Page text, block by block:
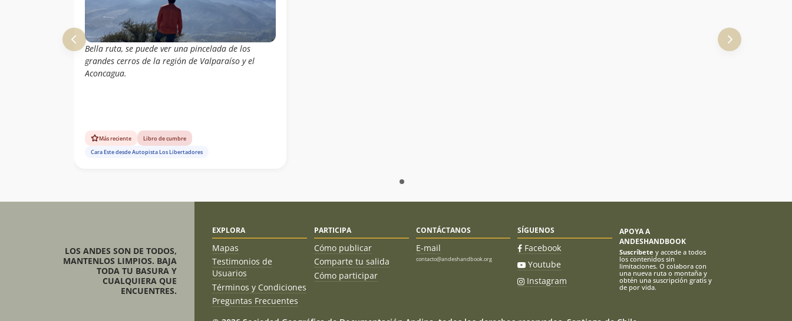
Bella ruta, se puede ver una pincelada de los
grandes cerros de la región de Valparaíso y el
Aconcagua.
Más reciente
Libro de cumbre
Cara Este desde Autopista Los Libertadores
LOS ANDES SON DE TODOS,
MANTENLOS LIMPIOS. BAJA
TODA TU BASURA Y
CUALQUIERA QUE
ENCUENTRES.
EXPLORA
Mapas
Testimonios de
Usuarios
Términos y Condiciones
Preguntas Frecuentes
PARTICIPA
Cómo publicar
Comparte tu salida
Cómo participar
CONTÁCTANOS
E-mail
contacto@andeshandbook.org
SÍGUENOS
Facebook
Youtube
Instagram
APOYA A
ANDESHANDBOOK
Suscríbete y accede a todos
los contenidos sin
limitaciones. O colabora con
una nueva ruta o montaña y
obtén una suscripción gratis y
de por vida.